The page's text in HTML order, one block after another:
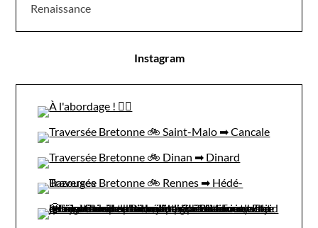
Renaissance
Instagram